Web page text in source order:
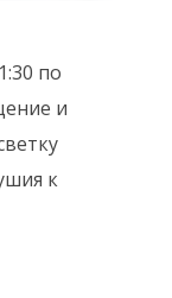
по
и
к